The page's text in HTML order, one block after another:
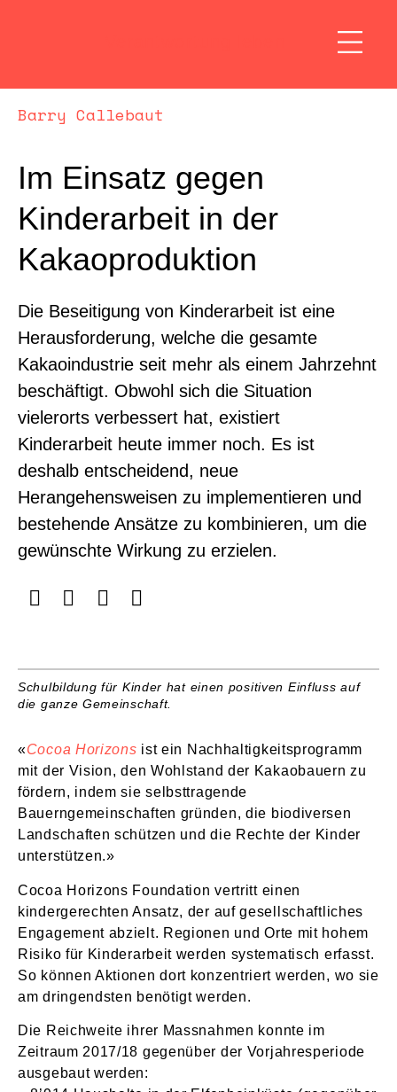
Barry Callebaut
Im Einsatz gegen
Kinderarbeit in der
Kakaoproduktion
Die Beseitigung von Kinderarbeit ist eine
Herausforderung, welche die gesamte
Kakaoindustrie seit mehr als einem Jahrzehnt
beschäftigt. Obwohl sich die Situation
vielerorts verbessert hat, existiert
Kinderarbeit heute immer noch. Es ist
deshalb entscheidend, neue
Herangehensweisen zu implementieren und
bestehende Ansätze zu kombinieren, um die
gewünschte Wirkung zu erzielen.
Schulbildung für Kinder hat einen positiven Einfluss auf
die ganze Gemeinschaft.
«Cocoa Horizons ist ein Nachhaltigkeitsprogramm
mit der Vision, den Wohlstand der Kakaobauern zu
fördern, indem sie selbsttragende
Bauerngemeinschaften gründen, die biodiversen
Landschaften schützen und die Rechte der Kinder
unterstützen.»
Cocoa Horizons Foundation vertritt einen
kindergerechten Ansatz, der auf gesellschaftliches
Engagement abzielt. Regionen und Orte mit hohem
Risiko für Kinderarbeit werden systematisch erfasst.
So können Aktionen dort konzentriert werden, wo sie
am dringendsten benötigt werden.
Die Reichweite ihrer Massnahmen konnte im
Zeitraum 2017/18 gegenüber der Vorjahresperiode
ausgebaut werden: